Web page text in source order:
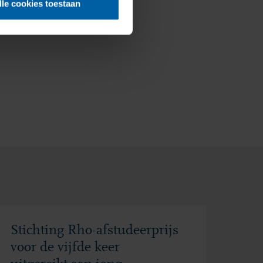
cookies toestaan
Stichting Rho-afstudeerprijs
voor de vijfde keer